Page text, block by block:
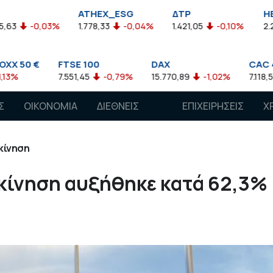
1.778,33 -0,04%
ΔΤΡ
1.421,05 -0,10%
HELMSI
2.211,72 0,13%
100 DAX
15.770,89 -1,02% 7.118,50 -1,15%
ΟΙΚΟΝΟΜΙΑ
ΔΙΕΘΝΕΙΣ
ΕΠΙΧΕΙΡΗΣΕΙΣ
αυξήθηκε κατά 62,3%